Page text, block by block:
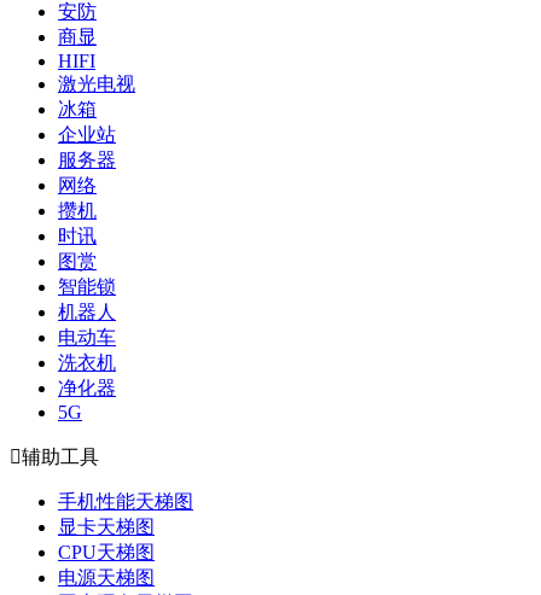
安防
商显
HIFI
激光电视
冰箱
企业站
服务器
网络
攒机
时讯
图赏
智能锁
机器人
电动车
洗衣机
净化器
5G
辅助工具
手机性能天梯图
显卡天梯图
CPU天梯图
电源天梯图